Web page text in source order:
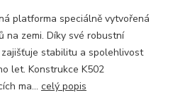
platforma speciálně vytvořená
zemi. Díky své robustní
stabilitu a spolehlivost
let. Konstrukce K502
ma... celý popis